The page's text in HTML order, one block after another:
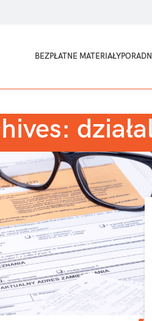
BEZPŁATNE MATERIAŁY